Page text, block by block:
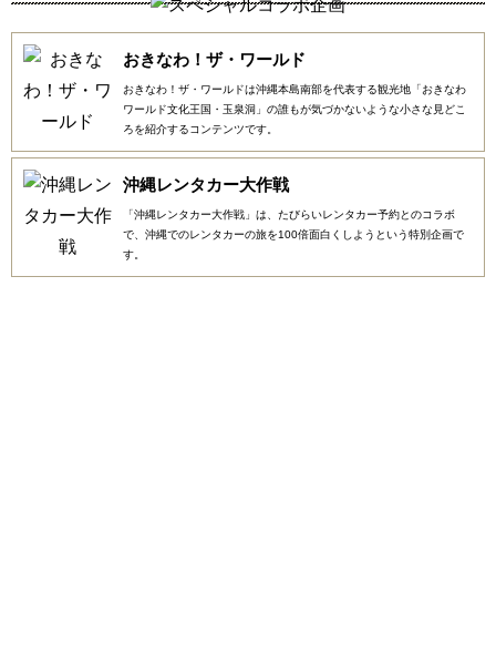
おきなわ！ザ・ワールド
おきなわ！ザ・ワールドは沖縄本島南部を代表する観光地「おきなわ
ワールド文化王国・玉泉洞」の誰もが気づかないような小さな見どこ
ろを紹介するコンテンツです。
沖縄レンタカー大作戦
「沖縄レンタカー大作戦」は、たびらいレンタカー予約とのコラボ
で、沖縄でのレンタカーの旅を100倍面白くしようという特別企画で
す。